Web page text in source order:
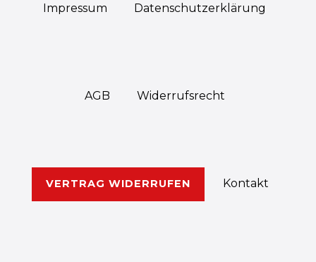
Impressum Daten­schutz­erklärung
AGB Widerrufs­recht
VERTRAG WIDERRUFEN Kontakt